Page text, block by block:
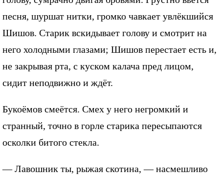
песня, шуршат нитки, громко чавкает увлёкшийся
Шишов. Старик вскидывает голову и смотрит на
него холодными глазами; Шишов перестает есть и,
не закрывая рта, с куском калача пред лицом,
сидит неподвижно и ждёт.
Букоёмов смеётся. Смех у него негромкий и
странный, точно в горле старика пересыпаются
осколки битого стекла.
— Лавошник ты, рыжая скотина, — насмешливо